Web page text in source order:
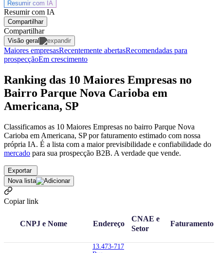
Resumir com IA
Resumir com IA
Compartilhar
Compartilhar
Visão geral
Maiores empresasRecentemente abertasRecomendadas para
prospecçãoEm crescimento
Ranking das 10 Maiores Empresas no
Bairro Parque Nova Carioba em
Americana, SP
Classificamos as 10 Maiores Empresas no bairro Parque Nova
Carioba em Americana, SP por faturamento estimado com nossa
própria IA. É a lista com a maior previsibilidade e confiabilidade do
mercado para sua prospecção B2B. A verdade que vende.
Exportar
Nova lista
Copiar link
CNPJ e Nome Endereço
CNAE e
Setor
Faturamento
13.473-717